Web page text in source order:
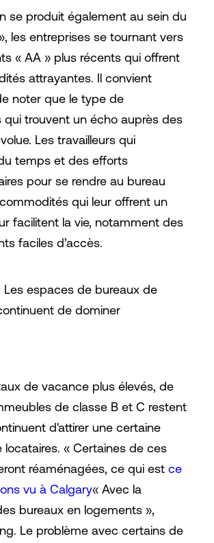
se produit également au sein du
les entreprises se tournant vers
« AA » plus récents qui offrent
attrayantes. Il convient
noter que le type de
trouvent un écho auprès des
Les travailleurs qui
temps et des efforts
pour se rendre au bureau
qui leur offrent un
facilitent la vie, notamment des
faciles d’accès.
Les espaces de bureaux de
de dominer
de vacance plus élevés, de
de classe B et C restent
d'attirer une certaine
« Certaines de ces
réaménagées, ce qui est ce
vu à Calgary« Avec la
bureaux en logements »,
Le problème avec certains de